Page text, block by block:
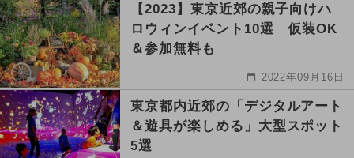
【2023】東京近郊の親子向けハ
ロウィンイベント10選 仮装OK
＆参加無料も
2022年09月16日
東京都内近郊の「デジタルアート
＆遊具が楽しめる」大型スポット
5選